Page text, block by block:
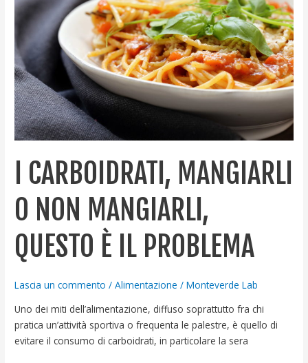
I CARBOIDRATI, MANGIARLI
O NON MANGIARLI,
QUESTO È IL PROBLEMA
Lascia un commento /Alimentazione /Monteverde Lab
Uno dei miti dell’alimentazione, diffuso soprattutto fra chi
pratica un’attività sportiva o frequenta le palestre, è quello di
evitare il consumo di carboidrati, in particolare la sera
o
non
mangiarli,
questo
è
il
problema